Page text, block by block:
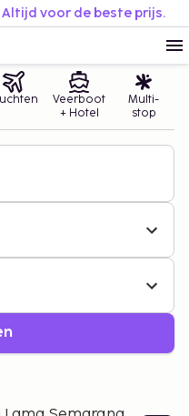
Altijd voor de beste prijs.
Veerboot
+ Hotel
Multi-
stop